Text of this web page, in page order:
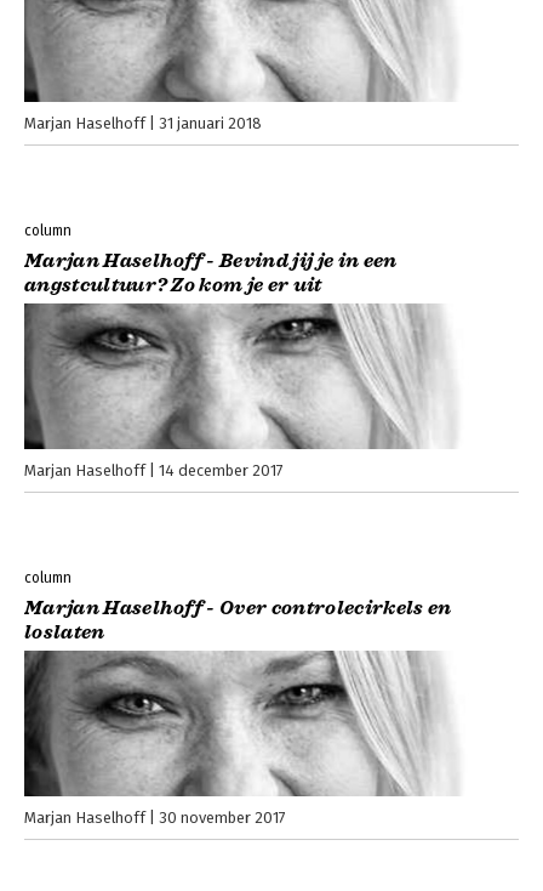
Marjan Haselhoff 31 januari 2018
column
Marjan Haselhoff - Bevind jij je in een
angstcultuur? Zo kom je er uit
Marjan Haselhoff 14 december 2017
column
Marjan Haselhoff - Over controlecirkels en
loslaten
Marjan Haselhoff 30 november 2017